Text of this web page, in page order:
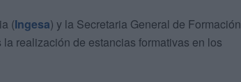
(Ingesa) y la Secretaria General de Formación
realización de estancias formativas en los